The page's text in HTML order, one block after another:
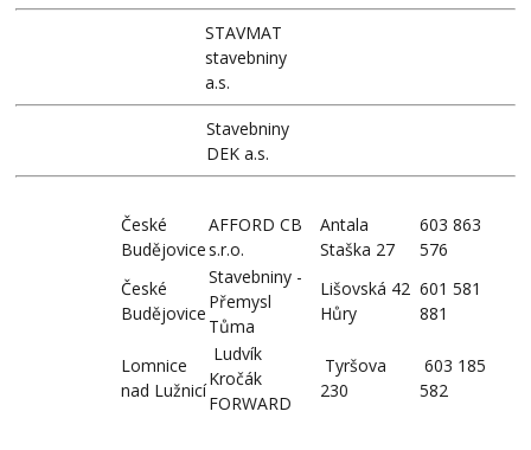
STAVMAT
stavebniny
a.s.
Stavebniny
DEK a.s.
České
Budějovice
AFFORD CB
s.r.o.
Antala
Staška 27
603 863
576
České
Budějovice
Stavebniny -
Přemysl
Tůma
Lišovská 42
Hůry
601 581
881
Lomnice
nad Lužnicí
Ludvík
Kročák
FORWARD
Tyršova
230
603 185
582